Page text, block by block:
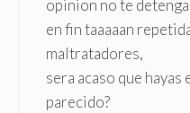
opinion no te detenga
en fin taaaaan
maltratadores,
sera acaso que
parecido?